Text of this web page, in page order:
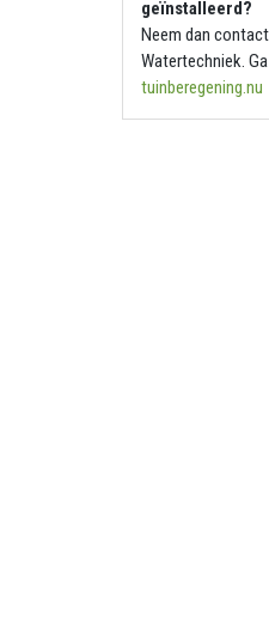
geïnstalleerd?
Neem dan
Watertechniek.
tuinberegening.nu